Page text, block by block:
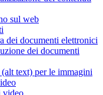
sul web
dei documenti elettronici
dei documenti
text) per le immagini
video